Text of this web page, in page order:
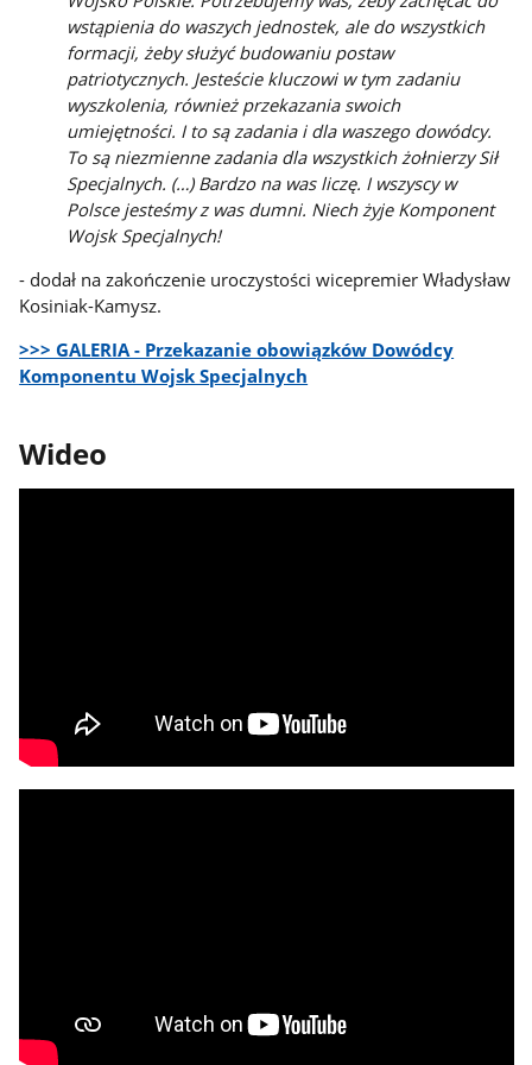
wstąpienia do waszych jednostek, ale do wszystkich
formacji, żeby służyć budowaniu postaw
patriotycznych. Jesteście kluczowi w tym zadaniu
wyszkolenia, również przekazania swoich
umiejętności. I to są zadania i dla waszego dowódcy.
To są niezmienne zadania dla wszystkich żołnierzy Sił
Specjalnych. (…) Bardzo na was liczę. I wszyscy w
Polsce jesteśmy z was dumni. Niech żyje Komponent
Wojsk Specjalnych!
- dodał na zakończenie uroczystości wicepremier Władysław
Kosiniak-Kamysz.
>>> GALERIA - Przekazanie obowiązków Dowódcy
Komponentu Wojsk Specjalnych
Wideo